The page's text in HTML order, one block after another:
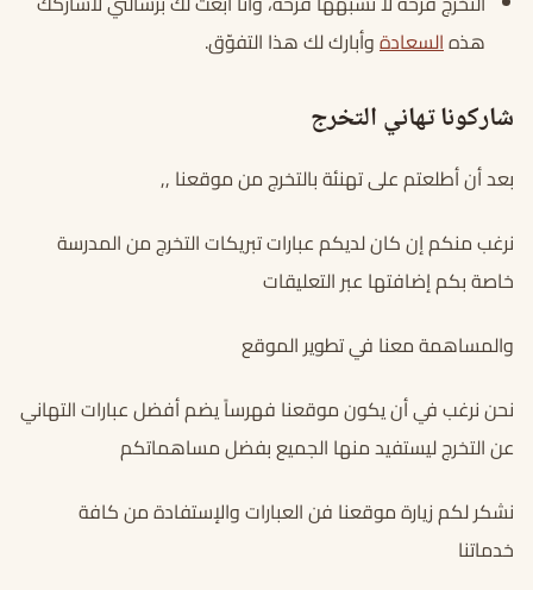
هذهالسعادةوأبارك لك هذا التفوّق.
شاركونا تهاني التخرج
بعد أن أطلعتم على تهنئة بالتخرج من موقعنا ,,
نرغب منكم إن كان لديكم عبارات تبريكات التخرج من المدرسة
خاصة بكم إضافتها عبر التعليقات
والمساهمة معنا في تطوير الموقع
نحن نرغب في أن يكون موقعنا فهرساً يضم أفضل عبارات التهاني
عن التخرج ليستفيد منها الجميع بفضل مساهماتكم
نشكر لكم زيارة موقعنا فن العبارات والإستفادة من كافة
خدماتنا